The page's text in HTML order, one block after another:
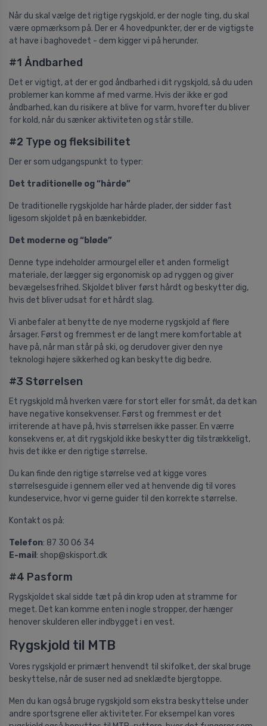
Når du skal vælge det rigtige rygskjold, er der nogle ting, du skal
være opmærksom på. Der er 4 hovedpunkter, der er de vigtigste
at have i baghovedet - dem kigger vi på herunder.
#1 Åndbarhed
Det er vigtigt, at der er god åndbarhed i dit rygskjold, så du uden
problemer kan komme af med varme. Hvis der ikke er god
åndbarhed, kan du risikere at blive for varm, hvorefter du bliver
for kold, når du sænker aktiviteten og står stille.
#2 Type og fleksibilitet
Der er som udgangspunkt to typer:
Det traditionelle og “hårde”
De traditionelle rygskjolde har hårde plader, der sidder fast
ligesom skjoldet på en bænkebidder.
Det moderne og “bløde”
Denne type indeholder armourgel eller et anden formeligt
materiale, der lægger sig ergonomisk op ad ryggen og giver
bevægelsesfrihed. Skjoldet bliver først hårdt og beskytter dig,
hvis det bliver udsat for et hårdt slag.
Vi anbefaler at benytte de nye moderne rygskjold af flere
årsager. Først og fremmest er de langt mere komfortable at
have på, når man står på ski, og derudover giver den nye
teknologi højere sikkerhed og kan beskytte dig bedre.
#3 Størrelsen
Et rygskjold må hverken være for stort eller for småt, da det kan
have negative konsekvenser. Først og fremmest er det
irriterende at have på, hvis størrelsen ikke passer. En værre
konsekvens er, at dit rygskjold ikke beskytter dig tilstrækkeligt,
hvis det ikke er den rigtige størrelse.
Du kan finde den rigtige størrelse ved at kigge vores
størrelsesguide i gennem eller ved at henvende dig til vores
kundeservice, hvor vi gerne guider til den korrekte størrelse.
Kontakt os på:
Telefon: 87 30 06 34
E-mail : shop@skisport.dk
#4 Pasform
Rygskjoldet skal sidde tæt på din krop uden at stramme for
meget. Det kan komme enten i nogle stropper, der hænger
henover skulderen eller indbygget i en vest.
Rygskjold til MTB
Vores rygskjold er primært henvendt til skifolket, der skal bruge
beskyttelse, når de suser ned ad sneklædte bjergtoppe.
Men du kan også bruge rygskjold som ekstra beskyttelse under
andre sportsgrene eller aktiviteter. For eksempel kan vores